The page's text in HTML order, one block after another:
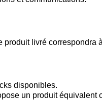
produit livré correspondra
disponibles.
un produit équivalent